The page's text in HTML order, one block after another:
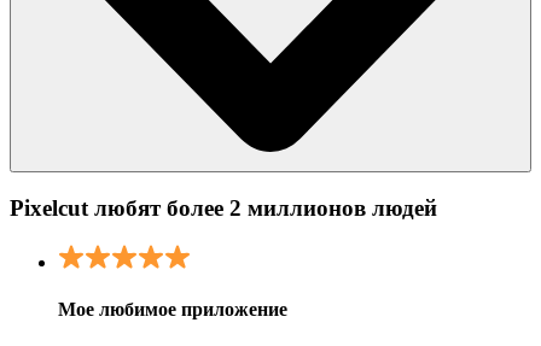
Pixelcut любят более 2 миллионов людей
Мое любимое приложение